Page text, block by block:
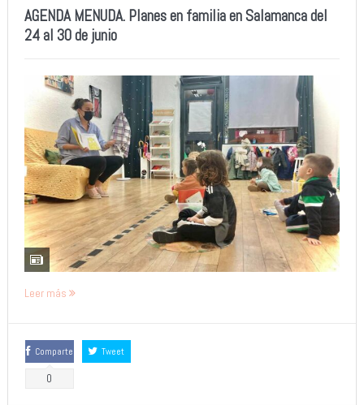
AGENDA MENUDA. Planes en familia en Salamanca del
24 al 30 de junio
Leer más
Comparte
0
Tweet